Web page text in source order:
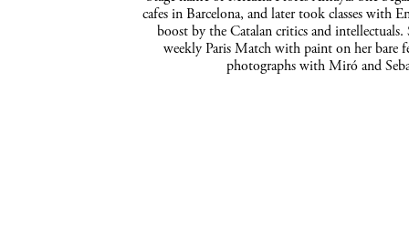
cafes in Barcelona, and later took classes with
boost by the Catalan critics and
weekly Paris Match with paint on her bare
photographs with Miró and